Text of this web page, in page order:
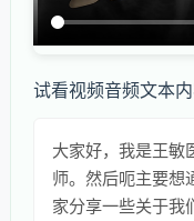
试看视频音频文本
大家好，我是王敏
师。然后呃主要想
家分享一些关于